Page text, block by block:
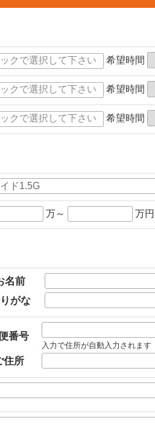
希望時間
希望時間
希望時間
万～ 万円
名前
がな
番号
入力で住所が自動入力されます
住所